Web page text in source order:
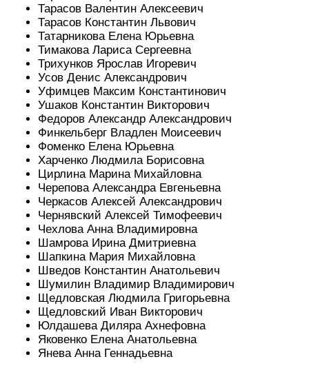
Тарасов Валентин Алексеевич
Тарасов Константин Львович
Татарникова Елена Юрьевна
Тимакова Лариса Сергеевна
Трихунков Ярослав Игоревич
Усов Денис Александрович
Уфимцев Максим Константинович
Ушаков Константин Викторович
Федоров Александр Александрович
Финкельберг Владлен Моисеевич
Фоменко Елена Юрьевна
Харченко Людмила Борисовна
Цирлина Марина Михайловна
Черепова Александра Евгеньевна
Черкасов Алексей Александрович
Чернявский Алексей Тимофеевич
Чехлова Анна Владимировна
Шамрова Ирина Дмитриевна
Шапкина Мария Михайловна
Шведов Константин Анатольевич
Шумилин Владимир Владимирович
Щедловская Людмила Григорьевна
Щедловский Иван Викторович
Юлдашева Диляра Ахнефовна
Яковенко Елена Анатольевна
Янева Анна Геннадьевна